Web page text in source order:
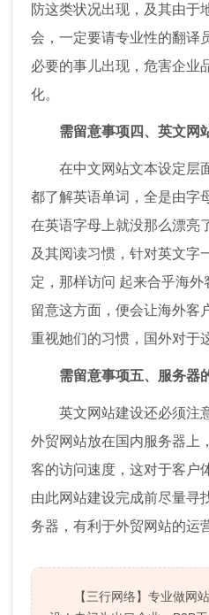
防这类状况出现，及其由于
会，一定要请专业性的翻译
必要的事儿出现，危害企业
化。
需留意事项四、英文网
在中文网站文本设定层
都了解英语单词，全是由字
在英语字母上就没那么漂亮
及其阅读习惯，针对英文字
定，那样访问 起来合乎海
留意这方面，便会让海外客
重视她们的习惯，国外对于
需留意事项五、服务器
英文网站建设还必须注
外贸网站放在国内服务器上
客的访问速度，这对于客户
由此网站建设完成前尽量寻
务器，有利于外贸网站的运
【三行网络】专业做网